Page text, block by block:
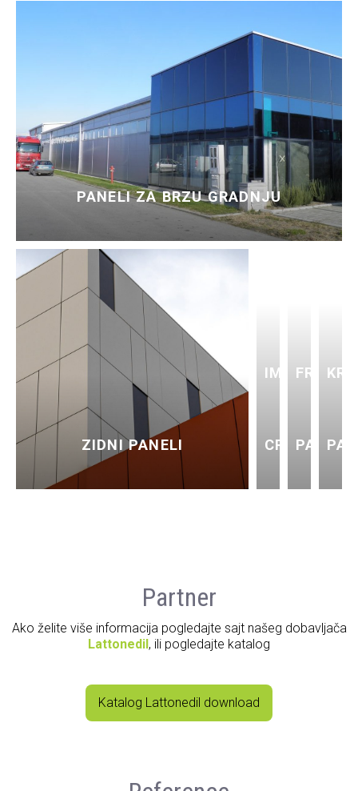
PANELI ZA BRZU GRADNJU
ZIDNI PANELI
IMITACIJA
CREPA
FRIGO
PANELI
Partner
Ako želite više informacija pogledajte sajt našeg dobavljača
Lattonedil, ili pogledajte katalog
Katalog Lattonedil download